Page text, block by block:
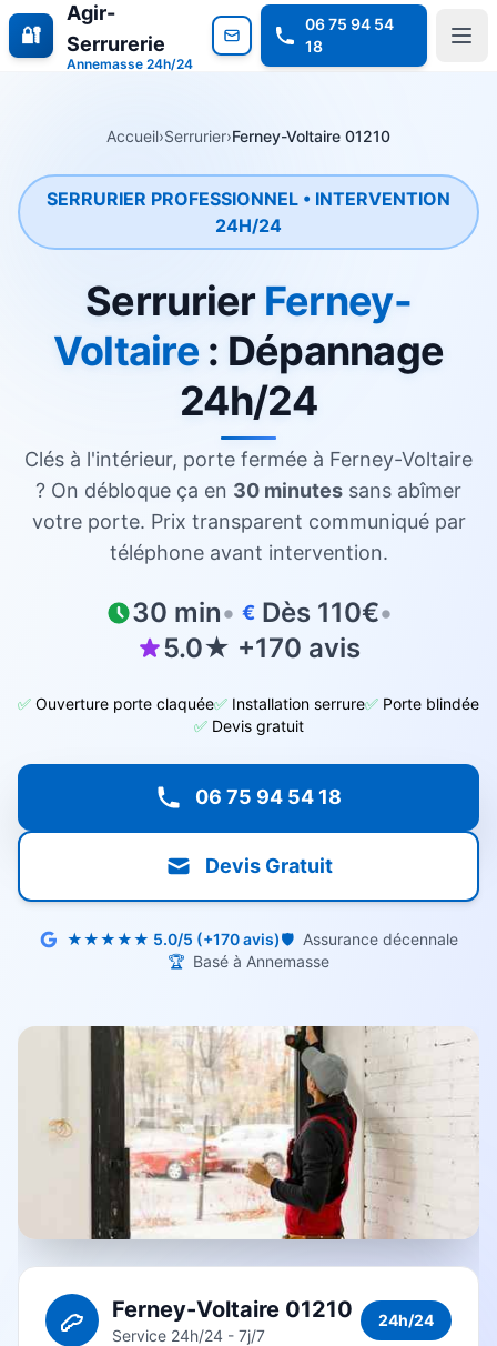
🔐
Agir-
Serrurerie
Annemasse 24h/24
06 75 94 54
18
Accueil›Serrurier›Ferney-Voltaire 01210
SERRURIER PROFESSIONNEL • INTERVENTION
24H/24
Serrurier Ferney-
Voltaire: Dépannage
24h/24
Clés à l'intérieur, porte fermée à Ferney-Voltaire
? On débloque ça en 30 minutes sans abîmer
votre porte. Prix transparent communiqué par
téléphone avant intervention.
30 min• € Dès 110€•
5.0★ +170 avis
✅ Ouverture porte claquée✅ Installation serrure✅ Porte blindée
✅ Devis gratuit
06 75 94 54 18
Devis Gratuit
★★★★★ 5.0/5 (+170 avis)🛡️ Assurance décennale
🏆 Basé à Annemasse
Ferney-Voltaire 01210
Service 24h/24 - 7j/7
24h/24